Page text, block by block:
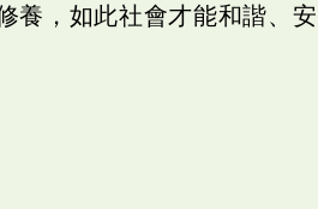
養，如此社會才能和諧、安